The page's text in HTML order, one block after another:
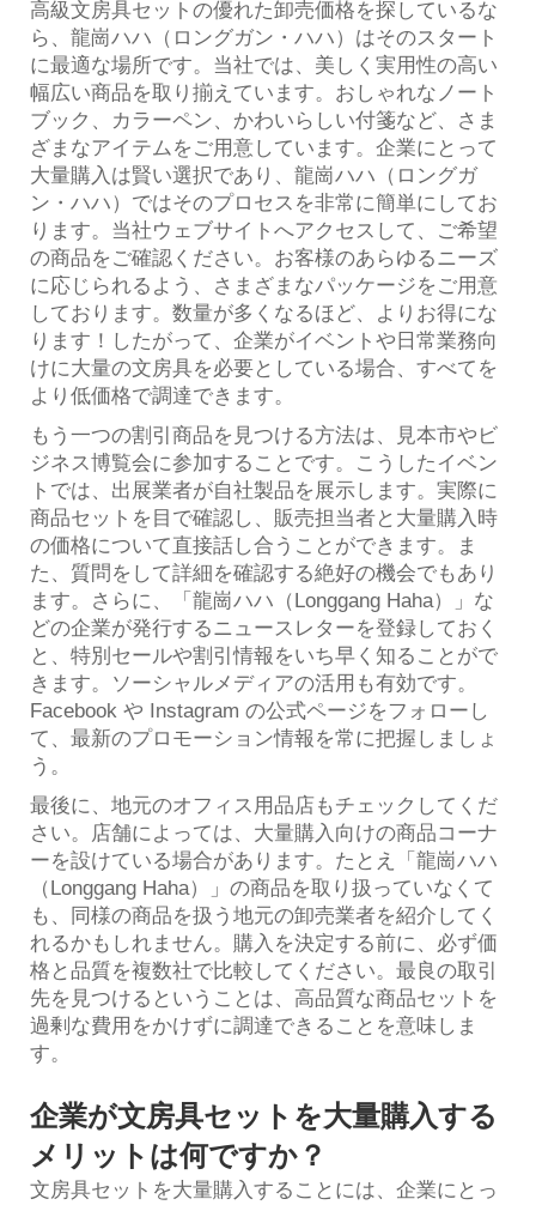
高級文房具セットの優れた卸売価格を探しているな
ら、龍崗ハハ（ロングガン・ハハ）はそのスタート
に最適な場所です。当社では、美しく実用性の高い
幅広い商品を取り揃えています。おしゃれなノート
ブック、カラーペン、かわいらしい付箋など、さま
ざまなアイテムをご用意しています。企業にとって
大量購入は賢い選択であり、龍崗ハハ（ロングガ
ン・ハハ）ではそのプロセスを非常に簡単にしてお
ります。当社ウェブサイトへアクセスして、ご希望
の商品をご確認ください。お客様のあらゆるニーズ
に応じられるよう、さまざまなパッケージをご用意
しております。数量が多くなるほど、よりお得にな
ります！したがって、企業がイベントや日常業務向
けに大量の文房具を必要としている場合、すべてを
より低価格で調達できます。
もう一つの割引商品を見つける方法は、見本市やビ
ジネス博覧会に参加することです。こうしたイベン
トでは、出展業者が自社製品を展示します。実際に
商品セットを目で確認し、販売担当者と大量購入時
の価格について直接話し合うことができます。ま
た、質問をして詳細を確認する絶好の機会でもあり
ます。さらに、「龍崗ハハ（Longgang Haha）」な
どの企業が発行するニュースレターを登録しておく
と、特別セールや割引情報をいち早く知ることがで
きます。ソーシャルメディアの活用も有効です。
Facebook や Instagram の公式ページをフォローし
て、最新のプロモーション情報を常に把握しましょ
う。
最後に、地元のオフィス用品店もチェックしてくだ
さい。店舗によっては、大量購入向けの商品コーナ
ーを設けている場合があります。たとえ「龍崗ハハ
（Longgang Haha）」の商品を取り扱っていなくて
も、同様の商品を扱う地元の卸売業者を紹介してく
れるかもしれません。購入を決定する前に、必ず価
格と品質を複数社で比較してください。最良の取引
先を見つけるということは、高品質な商品セットを
過剰な費用をかけずに調達できることを意味しま
す。
企業が文房具セットを大量購入する
メリットは何ですか？
文房具セットを大量購入することには、企業にとっ